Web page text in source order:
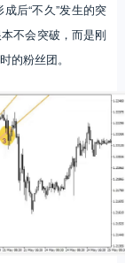
后“不久”发生的突
不会突破，而是刚
的粉丝团。